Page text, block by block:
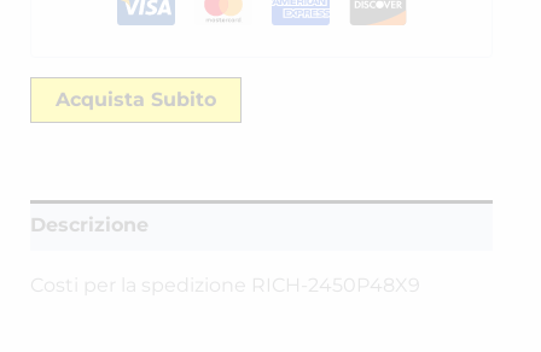
Acquista Subito
Descrizione
Costi per la spedizione RICH-2450P48X9